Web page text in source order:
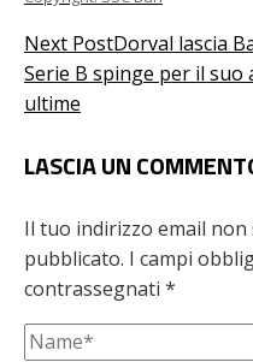
Next PostDorval lascia
Serie B spinge per il suo
ultime
LASCIA UN
Il tuo indirizzo email non
pubblicato. I campi
contrassegnati *